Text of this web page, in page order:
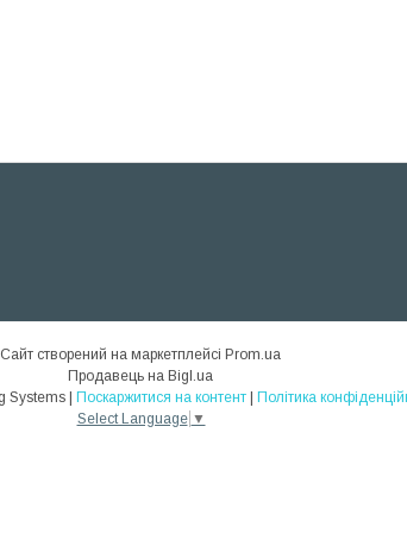
Сайт створений на маркетплейсі Prom.ua
Продавець на Bigl.ua
ACS - Advanced Cooling Systems | Поскаржитися на контент | Політика
Select Language ▼